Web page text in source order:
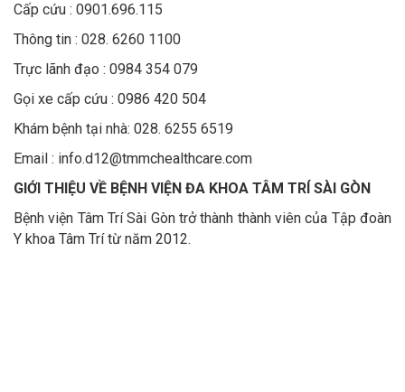
Cấp cứu : 0901.696.115
Thông tin : 028. 6260 1100
Trực lãnh đạo : 0984 354 079
Gọi xe cấp cứu : 0986 420 504
Khám bệnh tại nhà: 028. 6255 6519
Email : info.d12@tmmchealthcare.com
GIỚI THIỆU VỀ BỆNH VIỆN ĐA KHOA TÂM TRÍ SÀI GÒN
Bệnh viện Tâm Trí Sài Gòn trở thành thành viên của Tập đoàn
Y khoa Tâm Trí từ năm 2012.